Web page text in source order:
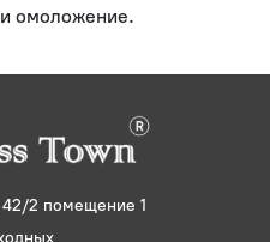
омоложение.
42/2 помещение 1